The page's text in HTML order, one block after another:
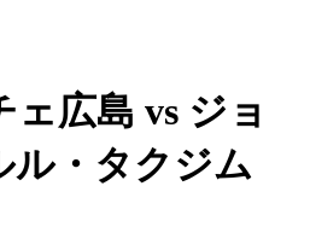
ェ広島 vs ジョ
ル・タクジム